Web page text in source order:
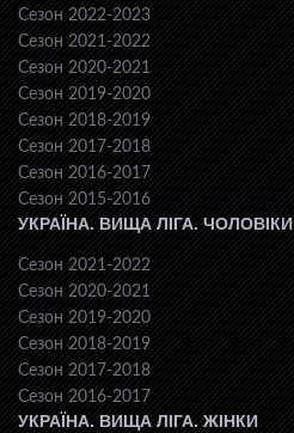
Сезон 2022-2023
Сезон 2021-2022
Сезон 2020-2021
Сезон 2019-2020
Сезон 2018-2019
Сезон 2017-2018
Сезон 2016-2017
Сезон 2015-2016
УКРАЇНА. ВИЩА ЛІГА. ЧОЛОВІКИ
Сезон 2021-2022
Сезон 2020-2021
Сезон 2019-2020
Сезон 2018-2019
Сезон 2017-2018
Сезон 2016-2017
УКРАЇНА. ВИЩА ЛІГА. ЖІНКИ